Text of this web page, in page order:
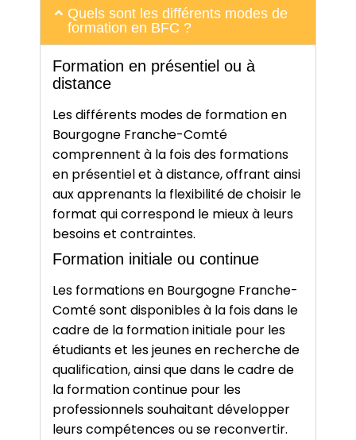
Quels sont les différents modes de
formation en BFC ?
Formation en présentiel ou à
distance
Les différents modes de formation en
Bourgogne Franche-Comté
comprennent à la fois des formations
en présentiel et à distance, offrant ainsi
aux apprenants la flexibilité de choisir le
format qui correspond le mieux à leurs
besoins et contraintes.
Formation initiale ou continue
Les formations en Bourgogne Franche-
Comté sont disponibles à la fois dans le
cadre de la formation initiale pour les
étudiants et les jeunes en recherche de
qualification, ainsi que dans le cadre de
la formation continue pour les
professionnels souhaitant développer
leurs compétences ou se reconvertir.